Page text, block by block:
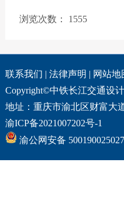
浏览次数： 1555
联系我们 | 法律声明 | 网站地
Copyright©中铁长江交通设
地址：重庆市渝北区财富大
渝ICP备2021007202号-1
渝公网安备